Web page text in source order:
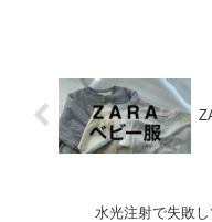
水光注射で失敗